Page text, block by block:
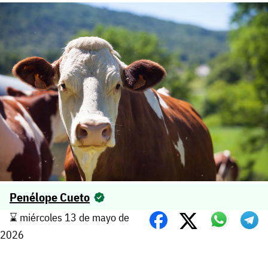
Penélope Cueto
⌛️ miércoles 13 de mayo de
2026